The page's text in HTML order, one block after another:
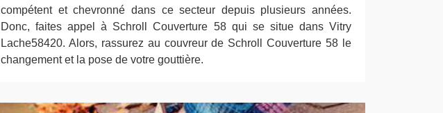
compétent et chevronné dans ce secteur depuis plusieurs années.
Donc, faites appel à Schroll Couverture 58 qui se situe dans Vitry
Lache58420. Alors, rassurez au couvreur de Schroll Couverture 58 le
changement et la pose de votre gouttière.